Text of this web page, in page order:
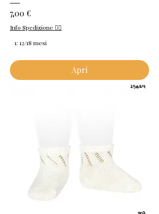
Prezzo
7,00 €
Info Spedizione 👈🏻
1: 12/18 mesi
Apri